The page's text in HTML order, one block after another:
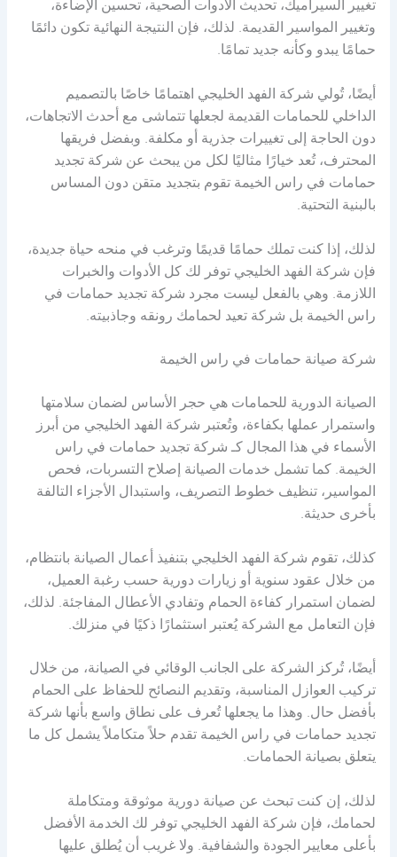
تغيير السيراميك، تحديث الأدوات الصحية، تحسين الإضاءة،
وتغيير المواسير القديمة. لذلك، فإن النتيجة النهائية تكون دائمًا
حمامًا يبدو وكأنه جديد تمامًا.
أيضًا، تُولي شركة الفهد الخليجي اهتمامًا خاصًا بالتصميم
الداخلي للحمامات القديمة لجعلها تتماشى مع أحدث الاتجاهات،
دون الحاجة إلى تغييرات جذرية أو مكلفة. وبفضل فريقها
المحترف، تُعد خيارًا مثاليًا لكل من يبحث عن شركة تجديد
حمامات في راس الخيمة تقوم بتجديد متقن دون المساس
بالبنية التحتية.
لذلك، إذا كنت تملك حمامًا قديمًا وترغب في منحه حياة جديدة،
فإن شركة الفهد الخليجي توفر لك كل الأدوات والخبرات
اللازمة. وهي بالفعل ليست مجرد شركة تجديد حمامات في
راس الخيمة بل شركة تعيد لحمامك رونقه وجاذبيته.
شركة صيانة حمامات في راس الخيمة
الصيانة الدورية للحمامات هي حجر الأساس لضمان سلامتها
واستمرار عملها بكفاءة، وتُعتبر شركة الفهد الخليجي من أبرز
الأسماء في هذا المجال كـ شركة تجديد حمامات في راس
الخيمة. كما تشمل خدمات الصيانة إصلاح التسربات، فحص
المواسير، تنظيف خطوط التصريف، واستبدال الأجزاء التالفة
بأخرى حديثة.
كذلك، تقوم شركة الفهد الخليجي بتنفيذ أعمال الصيانة بانتظام،
من خلال عقود سنوية أو زيارات دورية حسب رغبة العميل،
لضمان استمرار كفاءة الحمام وتفادي الأعطال المفاجئة. لذلك،
فإن التعامل مع الشركة يُعتبر استثمارًا ذكيًا في منزلك.
أيضًا، تُركز الشركة على الجانب الوقائي في الصيانة، من خلال
تركيب العوازل المناسبة، وتقديم النصائح للحفاظ على الحمام
بأفضل حال. وهذا ما يجعلها تُعرف على نطاق واسع بأنها شركة
تجديد حمامات في راس الخيمة تقدم حلاً متكاملاً يشمل كل ما
يتعلق بصيانة الحمامات.
لذلك، إن كنت تبحث عن صيانة دورية موثوقة ومتكاملة
لحمامك، فإن شركة الفهد الخليجي توفر لك الخدمة الأفضل
بأعلى معايير الجودة والشفافية. ولا غريب أن يُطلق عليها